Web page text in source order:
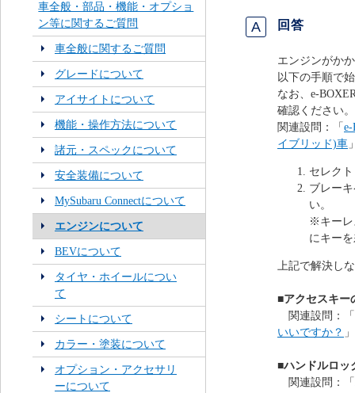
車全般・部品・機能・オプショ
ン等に関するご質問
車全般に関するご質問
グレードについて
アイサイトについて
機能・操作方法について
諸元・スペックについて
安全装備について
MySubaru Connectについて
エンジンについて
BEVについて
タイヤ・ホイールについ
て
シートについて
カラー・塗装について
オプション・アクセサリ
ーについて
回答
エンジンがか
以下の手順で
なお、e-
確認ください。
関連設問：「
イブリッド)車
セレク
ブレー
い。
※キーレ
にキー
上記で解決し
■アクセスキー
関連設問：「
いいですか？ 」
■ハンドルロッ
関連設問：「